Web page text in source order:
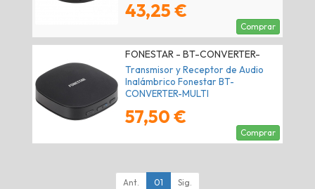
43,25 €
Comprar
FONESTAR - BT-CONVERTER-
MULTI
Transmisor y Receptor de Audio
Inalámbrico Fonestar BT-
CONVERTER-MULTI
57,50 €
Comprar
Ant. 01 Sig.